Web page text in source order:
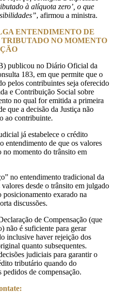
à alíquota zero’, o que
, afirmou a ministra.
ENTENDIMENTO DE
NO MOMENTO
publicou no Diário Oficial da
183, em que permite que o
pelos contribuintes seja oferecido
e Contribuição Social sobre
no qual for emitida a primeira
que a decisão da Justiça não
ao contribuinte.
já estabelece o crédito
entendimento de que os valores
no momento do trânsito em
no entendimento tradicional da
desde o trânsito em julgado
posicionamento exarado na
discussões.
de Compensação (que
não é suficiente para gerar
inclusive haver rejeição dos
quanto subsequentes.
judiciais para garantir o
tributário quando do
de compensação.